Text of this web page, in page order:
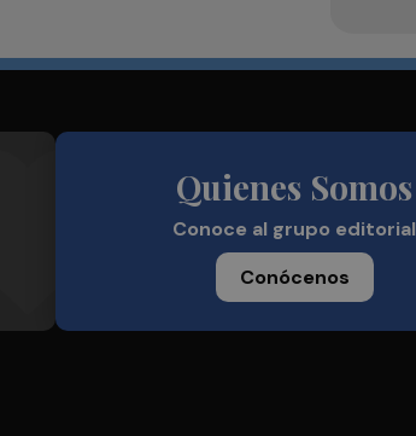
Quienes Somos
Conoce al grupo editorial
Conócenos